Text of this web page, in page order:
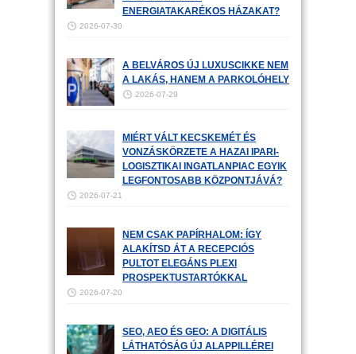
ENERGIATAKARÉKOS HÁZAKAT?
2026-07-30
A BELVÁROS ÚJ LUXUSCIKKE NEM
A LAKÁS, HANEM A PARKOLÓHELY
2026-07-29
MIÉRT VÁLT KECSKEMÉT ÉS
VONZÁSKÖRZETE A HAZAI IPARI-
LOGISZTIKAI INGATLANPIAC EGYIK
LEGFONTOSABB KÖZPONTJÁVÁ?
2026-07-21
NEM CSAK PAPÍRHALOM: ÍGY
ALAKÍTSD ÁT A RECEPCIÓS
PULTOT ELEGÁNS PLEXI
PROSPEKTUSTARTÓKKAL
2026-07-20
SEO, AEO ÉS GEO: A DIGITÁLIS
LÁTHATÓSÁG ÚJ ALAPPILLÉREI